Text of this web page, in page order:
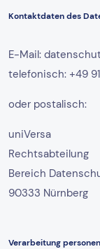
Kontaktdaten des
E-Mail:
telefonisch: +49
oder postalisch:
uniVersa
Rechtsabteilung
Bereich
90333 Nürnberg
Verarbeitung